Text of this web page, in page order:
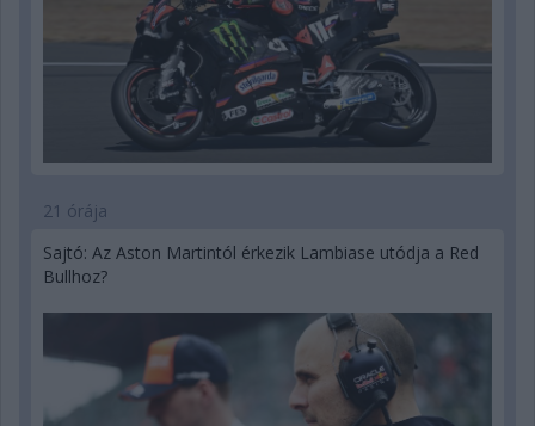
21 órája
Sajtó: Az Aston Martintól érkezik Lambiase utódja a Red
Bullhoz?